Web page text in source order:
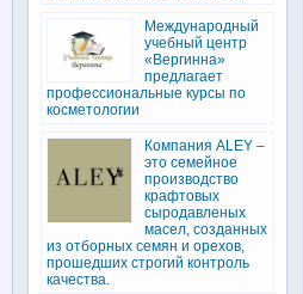
Международный
учебный центр
«Вергинна»
предлагает
профессиональные курсы по
косметологии
Компания ALEY –
это семейное
производство
крафтовых
сыродавленых
масел, созданных
из отборных семян и орехов,
прошедших строгий контроль
качества.